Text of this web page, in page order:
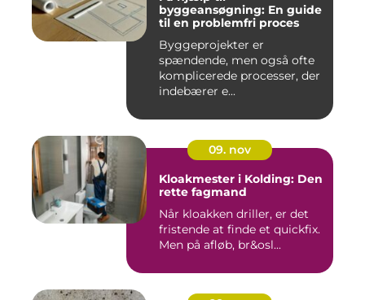
byggeansøgning: En guide
til en problemfri proces
Byggeprojekter er
spændende, men også ofte
komplicerede processer, der
indebærer e...
09. nov
Kloakmester i Kolding: Den
rette fagmand
Når kloakken driller, er det
fristende at finde et quickfix.
Men på afløb, br&osl...